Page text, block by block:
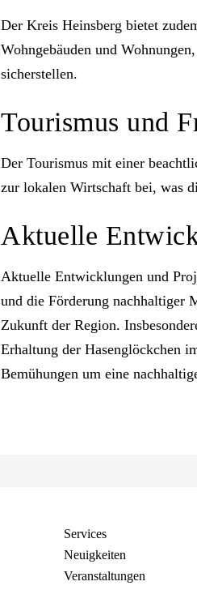
Der Kreis Heinsberg bietet
Wohngebäuden und
sicherstellen​​.
Tourismus und
Der Tourismus mit einer
zur lokalen Wirtschaft bei, was
Aktuelle
Aktuelle Entwicklungen und
und die Förderung nachhaltiger
Zukunft der Region.
Erhaltung der Hasenglöckchen
Bemühungen um eine
Services
Neuigkeiten
Veranstaltungen